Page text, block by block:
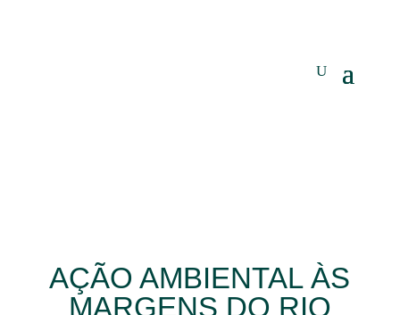
AÇÃO AMBIENTAL ÀS
MARGENS DO RIO